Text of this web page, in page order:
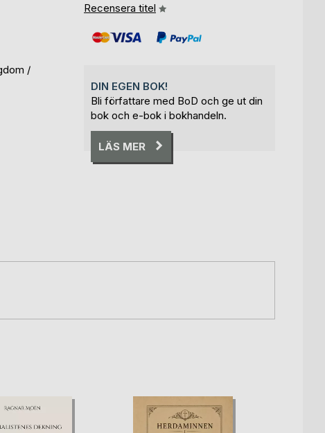
/
Recensera titel
DIN EGEN BOK!
Bli författare med BoD och ge ut din
bok och e-bok i bokhandeln.
LÄS MER